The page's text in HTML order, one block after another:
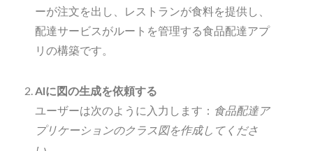
ーが注文を出し、レストランが食料を提供し、
配達サービスがルートを管理する食品配達アプ
リの構築です。
AIに図の生成を依頼する
ユーザーは次のように入力します： 食品配達ア
プリケーションのクラス図を作成してくださ